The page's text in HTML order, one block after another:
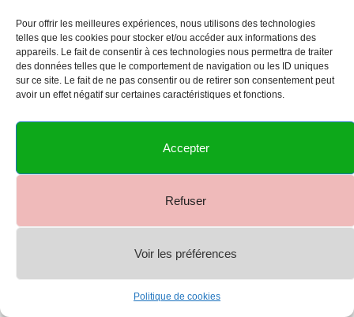
Pour offrir les meilleures expériences, nous utilisons des technologies
telles que les cookies pour stocker et/ou accéder aux informations des
appareils. Le fait de consentir à ces technologies nous permettra de traiter
des données telles que le comportement de navigation ou les ID uniques
sur ce site. Le fait de ne pas consentir ou de retirer son consentement peut
avoir un effet négatif sur certaines caractéristiques et fonctions.
Accepter
Refuser
Voir les préférences
Politique de cookies